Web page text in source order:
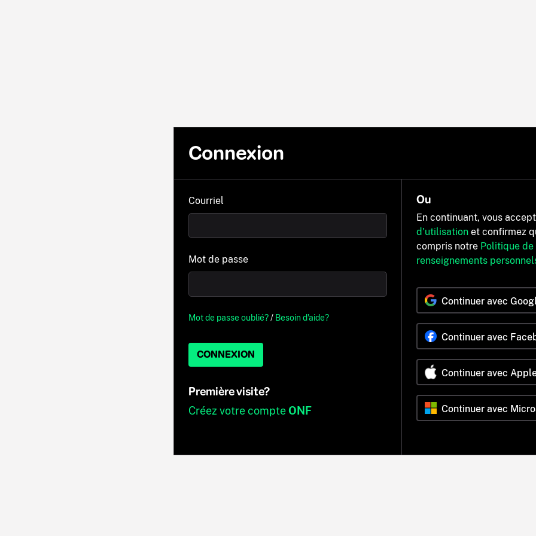
Connexion
Courriel
Mot de passe
Mot de passe oublié?/ Besoin d'aide?
CONNEXION
Première visite?
Créez votre compteONF
Ou
En continuant, vous
d'utilisation et confirmez
compris notre Politique
renseignements
Continuer avec
Continuer avec
Continuer avec
Continuer avec